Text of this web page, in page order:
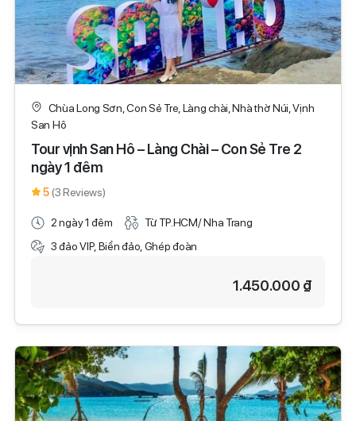
Chùa Long Sơn, Con Sẻ Tre, Làng chài, Nhà thờ Núi, Vịnh
San Hô
Tour vịnh San Hô – Làng Chài – Con Sẻ Tre 2
ngày 1 đêm
5 (3 Reviews)
2 ngày 1 đêm
Từ TP.HCM/ Nha Trang
3 đảo VIP, Biển đảo, Ghép đoàn
1.450.000 ₫